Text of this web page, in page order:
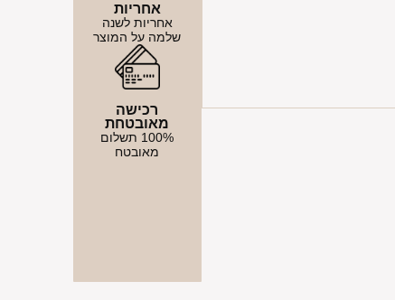
אחריות
אחריות לשנה
שלמה על המוצר
רכישה
מאובטחת
100% תשלום
מאובטח